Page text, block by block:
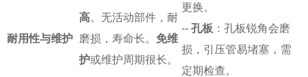
耐用性与维护
高。无活动部件，耐
磨损，寿命长。 免维
护或维护周期很长。
更换。
-- 孔板 ：孔板锐角会磨
损，引压管易堵塞，需
定期检查。